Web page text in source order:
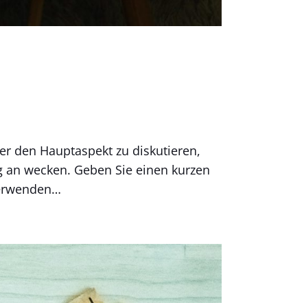
den Hauptaspekt zu diskutieren,
wecken. Geben Sie einen kurzen